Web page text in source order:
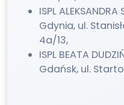
ISPL
Gdynia, ul.
4a/13,
ISPL BEATA
Gdańsk, ul.